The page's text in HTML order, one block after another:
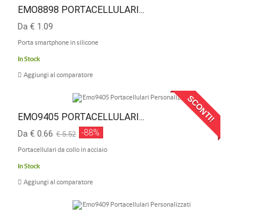
EMO8898 PORTACELLULARI...
Da € 1.09
Porta smartphone in silicone
In Stock
Aggiungi al comparatore
SCONTI!
EMO9405 PORTACELLULARI...
Da € 0.66 € 5.52 -88%
Portacellulari da collo in acciaio
In Stock
Aggiungi al comparatore